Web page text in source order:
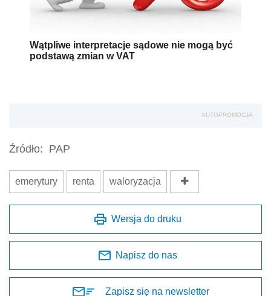
Wątpliwe interpretacje sądowe nie mogą być
podstawą zmian w VAT
AUTOPROMOCJA
Źródło: PAP
emerytury renta waloryzacja
Wersja do druku
Napisz do nas
Zapisz się na newsletter